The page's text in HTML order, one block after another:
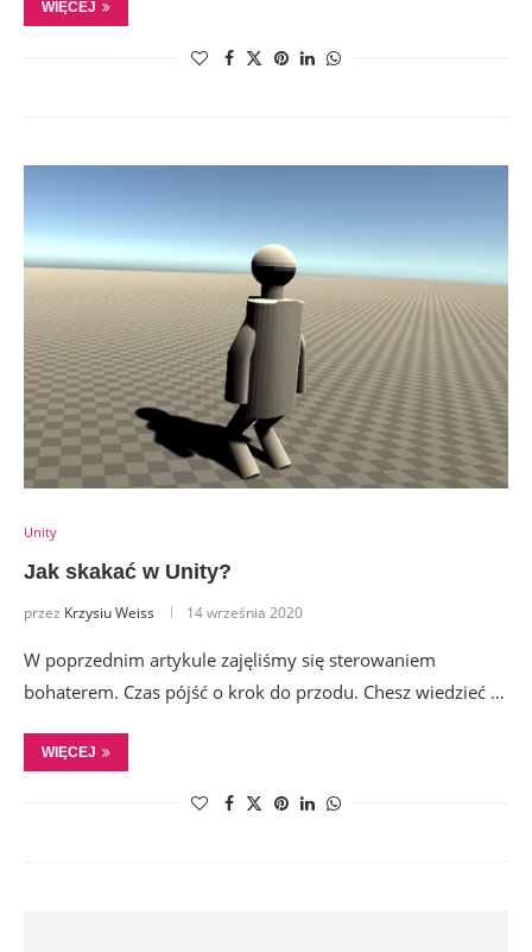
WIĘCEJ
Unity
Jak skakać w Unity?
przez Krzysiu Weiss 14 września 2020
W poprzednim artykule zajęliśmy się sterowaniem
bohaterem. Czas pójść o krok do przodu. Chesz wiedzieć …
WIĘCEJ